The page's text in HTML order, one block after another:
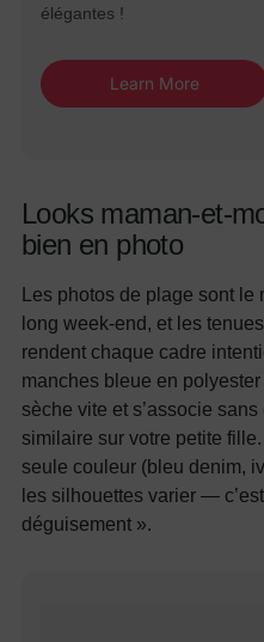
élégantes !
Learn More
Looks maman-et-
bien en photo
Les photos de plage sont le
long week-end, et les
rendent chaque cadre
manches bleue en
sèche vite et s’associe
similaire sur votre petite
seule couleur (bleu denim,
les silhouettes varier —
déguisement ».